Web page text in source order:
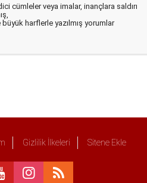
cümleler veya imalar, inançlara saldırı
harflerle yazılmış yorumlar
Gizlilik İlkeleri Sitene Ekle